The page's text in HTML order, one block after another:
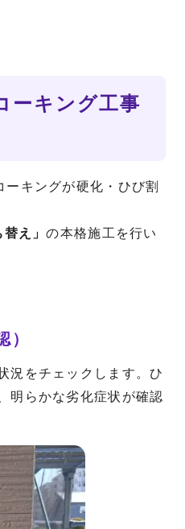
ーキング工事
キングが硬化・ひび割
替え」の本格施工を行い
況をチェックします。ひ
明らかな劣化症状が確認